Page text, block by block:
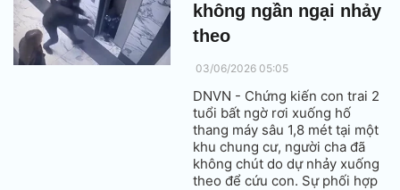
không ngần ngại nhảy
theo
03/06/2026 05:05
DNVN - Chứng kiến con trai 2
tuổi bất ngờ rơi xuống hố
thang máy sâu 1,8 mét tại một
khu chung cư, người cha đã
không chút do dự nhảy xuống
theo để cứu con. Sự phối hợp